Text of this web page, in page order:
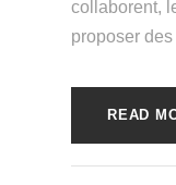
collaborent,
proposer
READ